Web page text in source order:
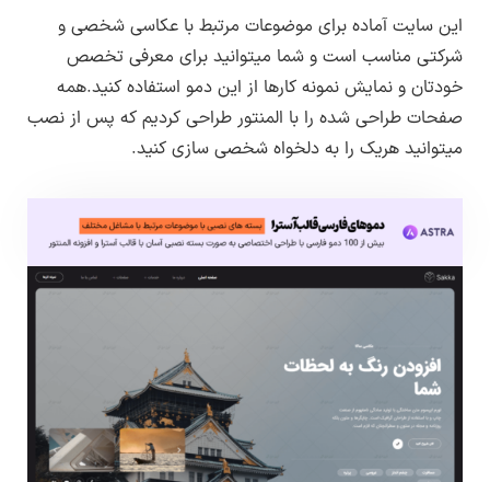
Max Upload Size : حداقل ۲۵۶ به بالاتر
Memory limit : حداقل ۲۵۶ به بالاتر
Max Execution Time : حداقل ۱۲۰ به بالاتر
cURL : باید روی سرور فعال باشد
طراحی و توسعه :
تیم لرن دی ال
پیشنمایش صفحه جزئیات نمونه کار
پیشنمایش صفحه سوالات متداول
پیشنمایش صفحه خدمات
پیشنمایش صفحه جزئیات خدمات
پیشنمایش صفحه تیم ما
پیشنمایش صفحه از زبان مشتریان
کنید.به این صورت می توانید هریک از قالب،افزونه
ها و دموها را دریافت کنید.
این سایت آماده برای موضوعات مرتبط با عکاسی شخصی و
شرکتی مناسب است و شما میتوانید برای معرفی تخصص
خودتان و نمایش نمونه کارها از این دمو استفاده کنید.همه
صفحات طراحی شده را با المنتور طراحی کردیم که پس از نصب
میتوانید هریک را به دلخواه شخصی سازی کنید.